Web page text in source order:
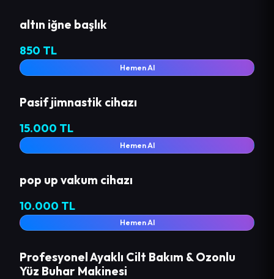
altın iğne başlık
850 TL
Hemen Al
Pasif jimnastik cihazı
15.000 TL
Hemen Al
pop up vakum cihazı
10.000 TL
Hemen Al
Profesyonel Ayaklı Cilt Bakım & Ozonlu
Yüz Buhar Makinesi